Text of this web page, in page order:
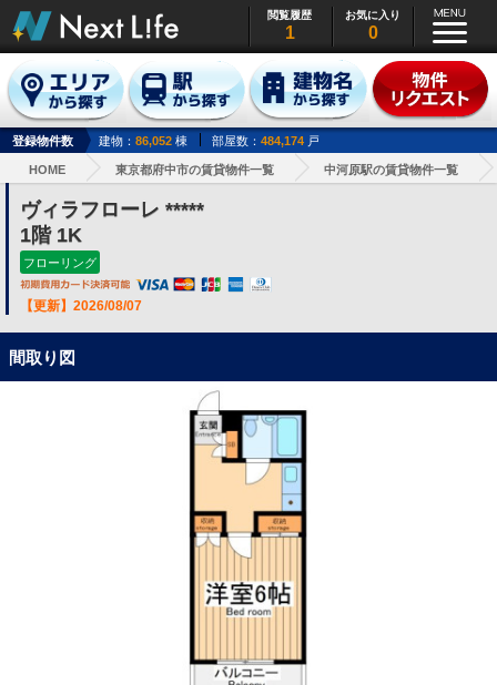
閲覧履歴
1
お気に入り
0
登録物件数 建物： 86,052 棟 部屋数： 484,174 戸
HOME 東京都府中市の賃貸物件一覧 中河原駅の賃貸物件一覧
ヴィラフローレ *****
1階 1K
フローリング
【更新】2026/08/07
間取り図